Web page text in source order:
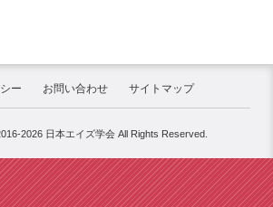
ー お問い合わせ サイトマップ
2026 日本エイズ学会 All Rights Reserved.